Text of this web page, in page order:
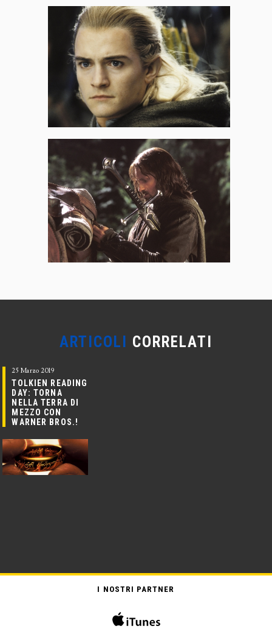
ARTICOLI CORRELATI
25 Marzo 2019
TOLKIEN READING
DAY: TORNA
NELLA TERRA DI
MEZZO CON
WARNER BROS.!
I NOSTRI PARTNER